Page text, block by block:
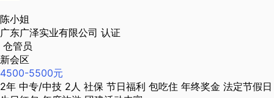
陈小姐
广东广泽实业有限公司 认证
仓管员
新会区
4500-5500元
2年 中专/中技 2人 社保 节日福利 包吃住 年终奖金 法定节假日